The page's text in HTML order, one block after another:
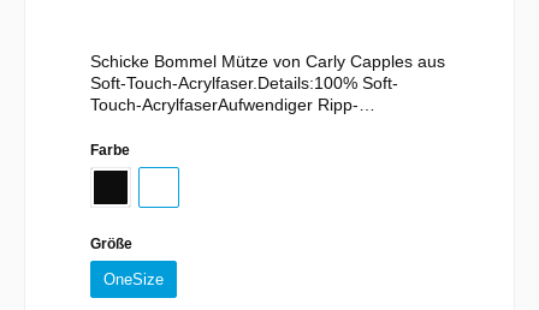
Schicke Bommel Mütze von Carly Capples aus
Soft-Touch-Acrylfaser.Details:100% Soft-
Touch-AcrylfaserAufwendiger Ripp-
FellimitatMaterial:100% Polyacryl
Farbe
Größe
OneSize